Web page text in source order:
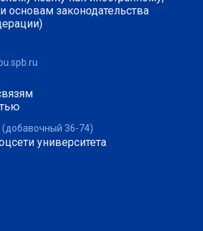
основам законодательства
(добавочный 36-74)
университета